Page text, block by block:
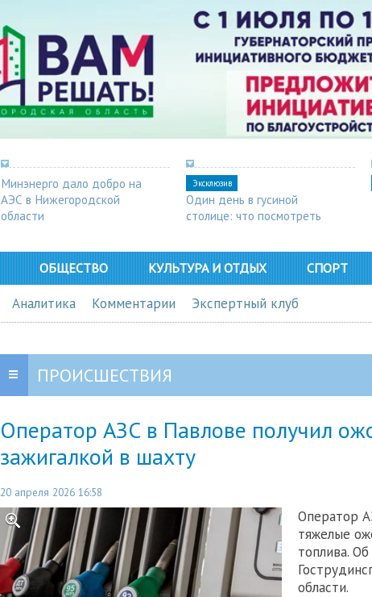
Минэнерго дало добро на
АЭС в Нижегородской
области
Эксклюзив
Один день в гусиной
столице: что посмотреть
ОБЩЕСТВО КУЛЬТУРА И ОТДЫХ СПОРТ
Аналитика Комментарии Экспертный клуб
ПРОИСШЕСТВИЯ
Оператор АЗС в Павлове получил
зажигалкой в шахту
20 апреля 2026 16:58
Оператор
тяжелые
топлива.
области.